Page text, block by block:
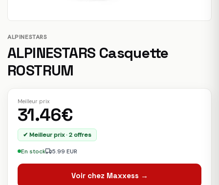
ALPINESTARS
ALPINESTARS Casquette
ROSTRUM
Meilleur prix
31.46€
✔ Meilleur prix · 2 offres
En stock 5.99 EUR
Voir chez Maxxess →